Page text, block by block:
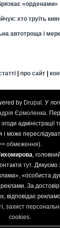
«орденами»
хто труїть
автотроща і
| про сайт|
by Drupal . У
Єрмоленка.
адміністрації
і може
обмеження).
,
тут. Дякуємо
«особиста
За
відповідає
захист
cookies.